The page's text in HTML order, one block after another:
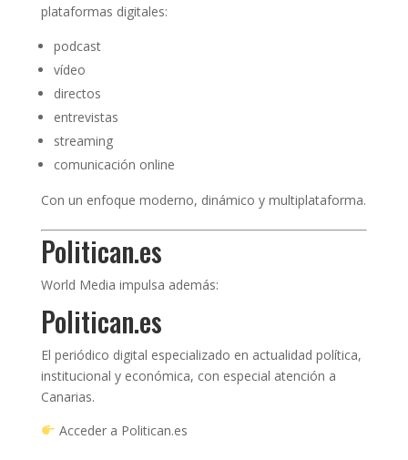
plataformas digitales:
podcast
vídeo
directos
entrevistas
streaming
comunicación online
Con un enfoque moderno, dinámico y multiplataforma.
Politican.es
World Media impulsa además:
Politican.es
El periódico digital especializado en actualidad política,
institucional y económica, con especial atención a
Canarias.
Acceder a Politican.es